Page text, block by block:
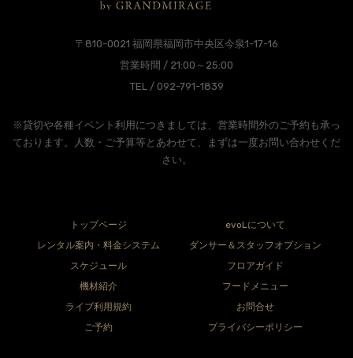
〒810-0021 福岡県福岡市中央区今泉1-17-16
営業時間 / 21:00～25:00
TEL / 092-791-1839
※貸切や各種イベント利用につきましては、営業時間外のご予約も承っ
ております。人数・ご予算等とあわせて、まずは一度お問い合わせくだ
さい。
トップページ
evoLについて
レンタル案内・料金システム
ダンサー＆スタッフオプション
スケジュール
フロアガイド
機材紹介
フードメニュー
ライブ利用規約
お問合せ
ご予約
プライバシーポリシー